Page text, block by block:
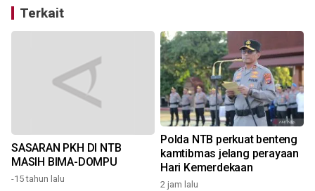
Terkait
SASARAN PKH DI NTB
MASIH BIMA-DOMPU
-15 tahun lalu
Polda NTB perkuat benteng
kamtibmas jelang perayaan
Hari Kemerdekaan
2 jam lalu